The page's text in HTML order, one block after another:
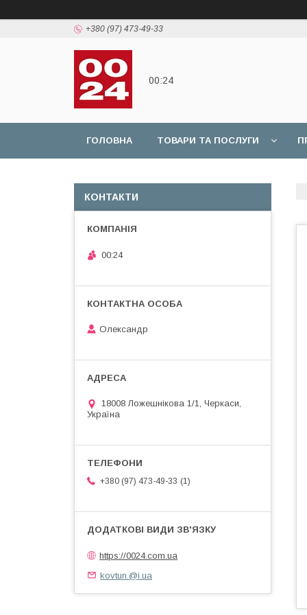
+380 (97) 473-49-33
00:24
ГОЛОВНА ТОВАРИ ТА ПОСЛУГИ
КОНТАКТИ
00:24
Олександр
18008 Ложешнікова 1/1, Черкаси,
Україна
+380 (97) 473-49-33 1
https://0024.com.ua
kovtun.@i.ua